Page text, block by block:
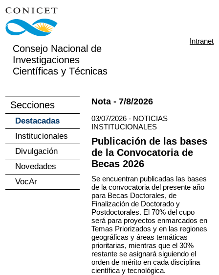
Consejo Nacional de
Investigaciones
Científicas y Técnicas
Intranet
Secciones
Destacadas
Institucionales
Divulgación
Novedades
VocAr
Nota - 7/8/2026
03/07/2026 - NOTICIAS
INSTITUCIONALES
Publicación de las bases
de la Convocatoria de
Becas 2026
Se encuentran publicadas las bases
de la convocatoria del presente año
para Becas Doctorales, de
Finalización de Doctorado y
Postdoctorales. El 70% del cupo
será para proyectos enmarcados en
Temas Priorizados y en las regiones
geográficas y áreas temáticas
prioritarias, mientras que el 30%
restante se asignará siguiendo el
orden de mérito en cada disciplina
científica y tecnológica.